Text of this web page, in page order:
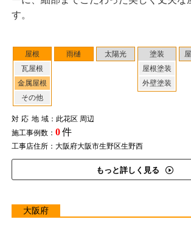
屋根
瓦屋根
金属屋根
その他
雨樋 太陽光
塗装
屋根塗装
外壁塗装
対応地域：此花区 周辺
施工事例数： 0件
工事店住所：大阪府大阪市生野区生野西
もっと詳しく見る
す。
大阪府